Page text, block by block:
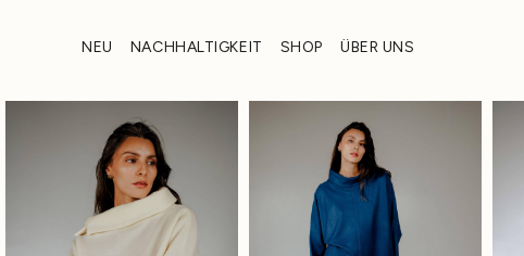
NEU NACHHALTIGKEIT SHOP ÜBER UNS